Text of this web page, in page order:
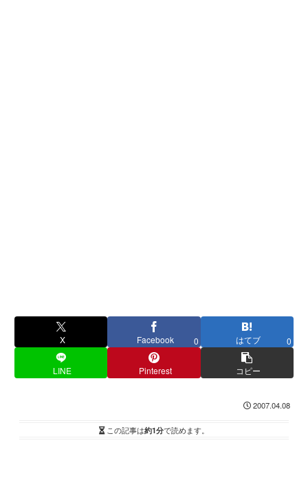
X Facebook 0 はてブ 0
LINE Pinterest コピー
2007.04.08
この記事は約1分で読めます。